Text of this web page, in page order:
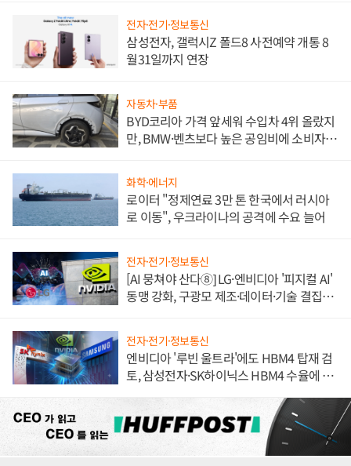
전자·전기·정보통신
삼성전자, 갤럭시Z 폴드8 사전예약 개통 8
월31일까지 연장
자동차·부품
BYD코리아 가격 앞세워 수입차 4위 올랐지
만, BMW·벤츠보다 높은 공임비에 소비자
화학·에너지
로이터 "정제연료 3만 톤 한국에서 러시아
로 이동", 우크라이나의 공격에 수요 늘어
전자·전기·정보통신
[AI 뭉쳐야 산다⑧] LG·엔비디아 '피지컬 AI'
동맹 강화, 구광모 제조·데이터·기술 결집
전자·전기·정보통신
엔비디아 '루빈 울트라'에도 HBM4 탑재 검
토, 삼성전자·SK하이닉스 HBM4 수율에 주